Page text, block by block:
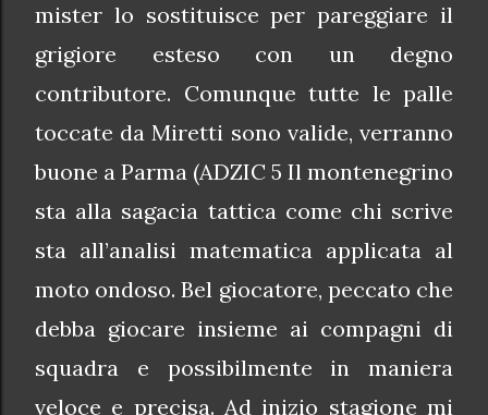
mister lo sostituisce per pareggiare il
grigiore esteso con un degno
contributore. Comunque tutte le palle
toccate da Miretti sono valide, verranno
buone a Parma (ADZIC 5 Il montenegrino
sta alla sagacia tattica come chi scrive
sta all’analisi matematica applicata al
moto ondoso. Bel giocatore, peccato che
debba giocare insieme ai compagni di
squadra e possibilmente in maniera
veloce e precisa. Ad inizio stagione mi